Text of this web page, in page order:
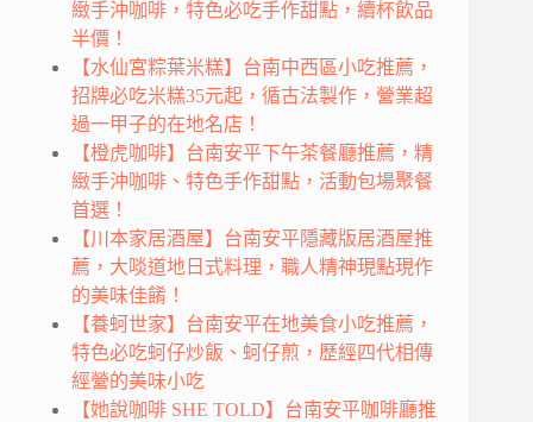
緻手沖咖啡，特色必吃手作甜點，續杯飲品
半價！
【水仙宮粽葉米糕】台南中西區小吃推薦，
招牌必吃米糕35元起，循古法製作，營業超
過一甲子的在地名店！
【橙虎咖啡】台南安平下午茶餐廳推薦，精
緻手沖咖啡、特色手作甜點，活動包場聚餐
首選！
【川本家居酒屋】台南安平隱藏版居酒屋推
薦，大啖道地日式料理，職人精神現點現作
的美味佳餚！
【養蚵世家】台南安平在地美食小吃推薦，
特色必吃蚵仔炒飯、蚵仔煎，歷經四代相傳
經營的美味小吃
【她說咖啡 SHE TOLD】台南安平咖啡廳推